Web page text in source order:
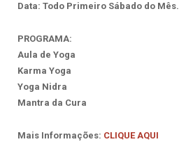
Data: Todo Primeiro Sábado do Mês.
PROGRAMA:
Aula de Yoga
Karma Yoga
Yoga Nidra
Mantra da Cura
Mais Informações: CLIQUE AQUI